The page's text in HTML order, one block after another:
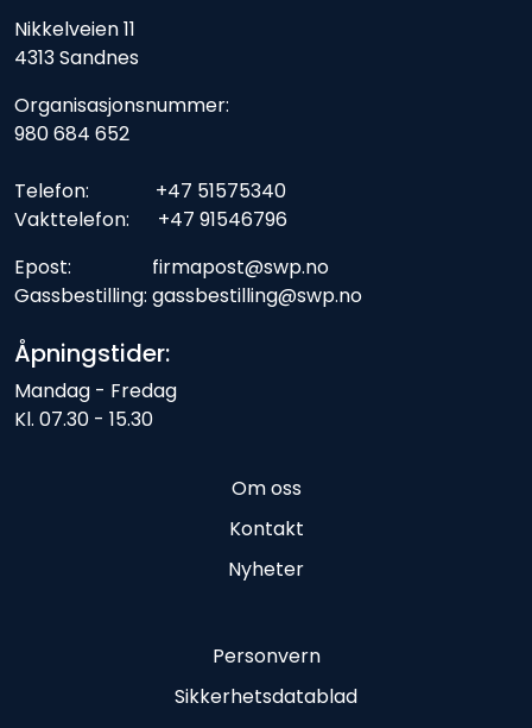
Nikkelveien 11
4313 Sandnes
Organisasjonsnummer:
980 684 652
Telefon: +47 51575340
Vakttelefon: +47 91546796
Epost: firmapost@swp.no
Gassbestilling: gassbestilling@swp.no
Åpningstider:
Mandag - Fredag
Kl. 07.30 - 15.30
Om oss
Kontakt
Nyheter
Personvern
Sikkerhetsdatablad